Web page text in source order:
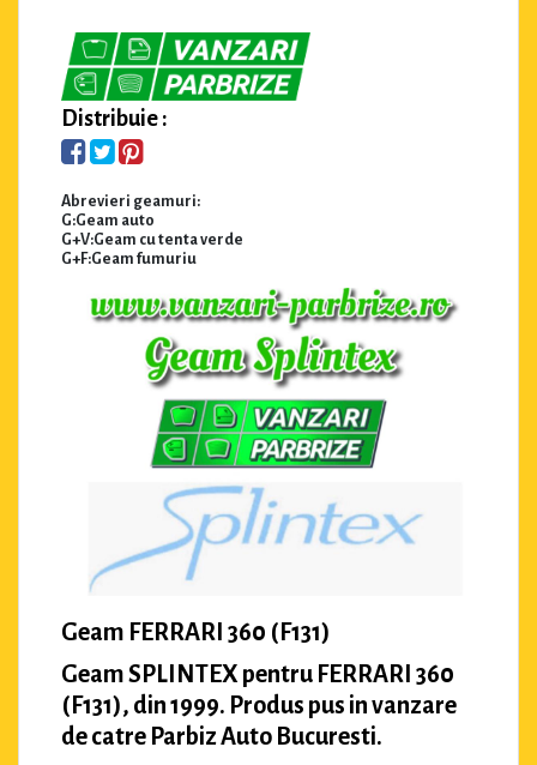
Distribuie :
Abrevieri geamuri:
G:Geam auto
G+V:Geam cu tenta verde
G+F:Geam fumuriu
Geam FERRARI 360 (F131)
Geam SPLINTEX pentru FERRARI 360
(F131), din 1999. Produs pus in vanzare
de catre Parbiz Auto Bucuresti.